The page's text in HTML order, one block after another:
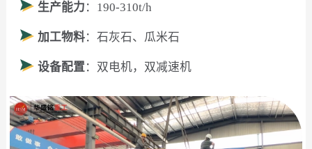
生产能力 ：190-310t/h
加工物料：石灰石、瓜米石
设备配置：双电机，双减速机